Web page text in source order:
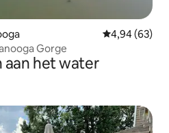
Gemiddelde
4,94 (63)
Gorge
aan het water